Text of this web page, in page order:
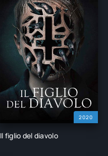
2020
Il figlio del diavolo